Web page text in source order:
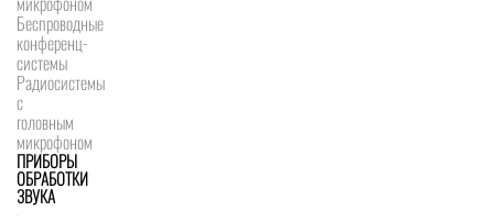
Беспроводные
конференц-
системы
Радиосистемы
с
головным
микрофоном
ПРИБОРЫ
ОБРАБОТКИ
ЗВУКА